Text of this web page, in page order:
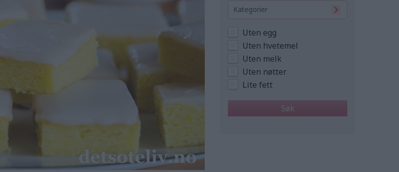
Kategorier
Uten egg
Uten hvetemel
Uten melk
Uten nøtter
Lite fett